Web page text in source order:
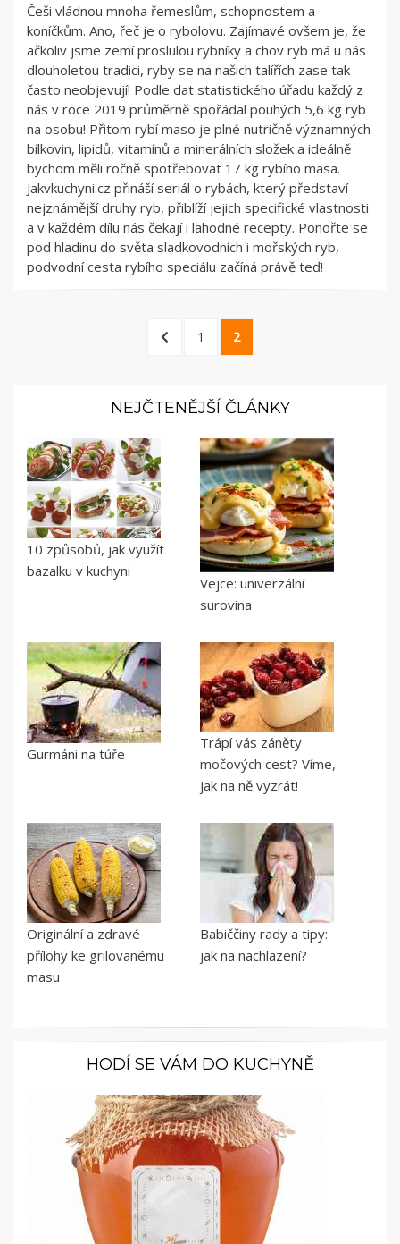
Češi vládnou mnoha řemeslům, schopnostem a
koníčkům. Ano, řeč je o rybolovu. Zajímavé ovšem je, že
ačkoliv jsme zemí proslulou rybníky a chov ryb má u nás
dlouholetou tradici, ryby se na našich talířích zase tak
často neobjevují! Podle dat statistického úřadu každý z
nás v roce 2019 průměrně spořádal pouhých 5,6 kg ryb
na osobu! Přitom rybí maso je plné nutričně významných
bílkovin, lipidů, vitamínů a minerálních složek a ideálně
bychom měli ročně spotřebovat 17 kg rybího masa.
Jakvkuchyni.cz přináší seriál o rybách, který představí
nejznámější druhy ryb, přiblíží jejich specifické vlastnosti
a v každém dílu nás čekají i lahodné recepty. Ponořte se
pod hladinu do světa sladkovodních i mořských ryb,
podvodní cesta rybího speciálu začíná právě teď!
PREVIOUS
PAGE
1 PAGE
2
NEJČTENĚJŠÍ ČLÁNKY
10 způsobů, jak využít
bazalku v kuchyni
Vejce: univerzální
surovina
Gurmáni na túře
Trápí vás záněty
močových cest? Víme,
jak na ně vyzrát!
Originální a zdravé
přílohy ke grilovanému
masu
Babiččiny rady a tipy:
jak na nachlazení?
HODÍ SE VÁM DO KUCHYNĚ